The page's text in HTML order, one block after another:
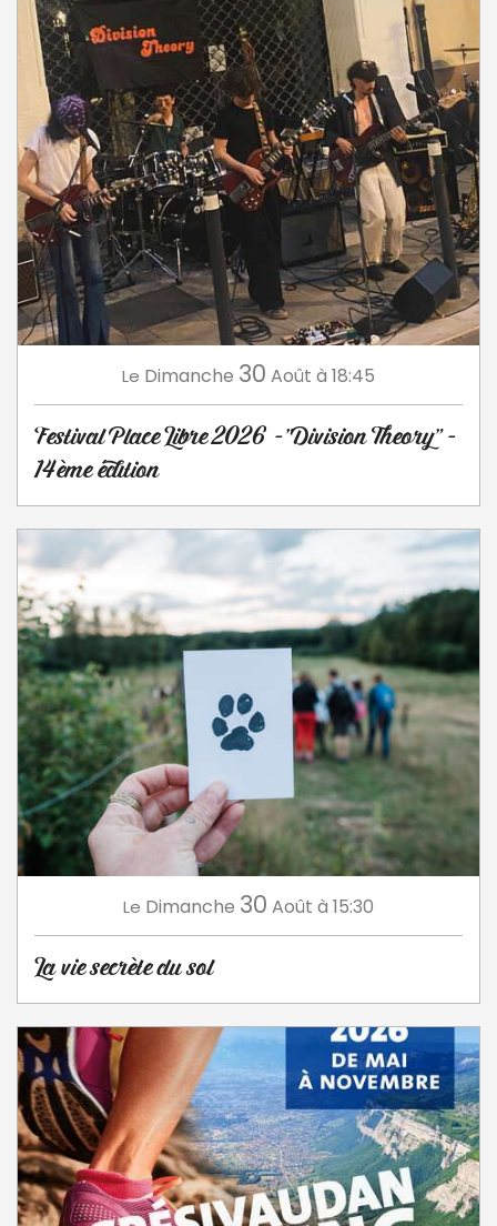
Le Dimanche 30 Août à 18:45
Festival Place Libre 2026 -"Division Theory" -
14ème édition
Le Dimanche 30 Août à 15:30
La vie secrète du sol